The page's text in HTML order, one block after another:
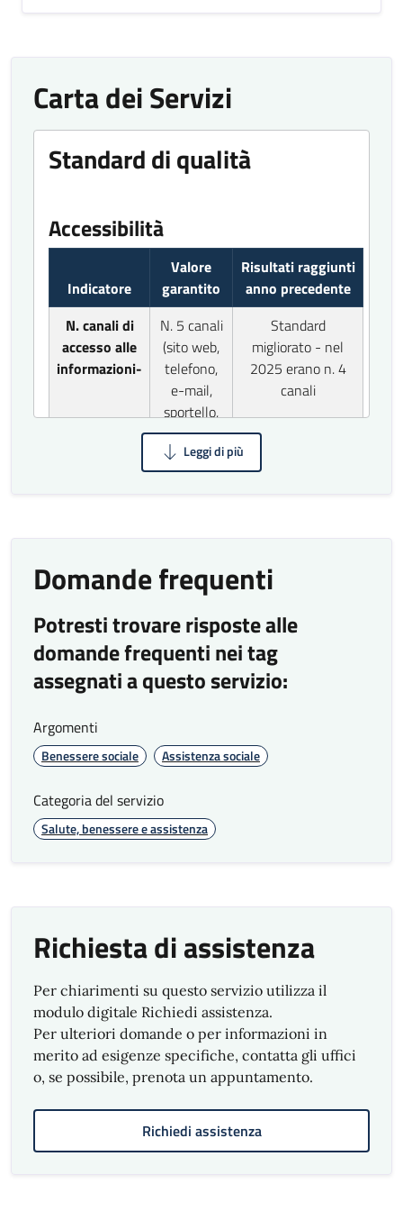
Carta dei Servizi
Standard di qualità
Accessibilità
Indicatore
Valore
garantito
Risultati raggiunti
anno precedente
N. canali di
accesso alle
informazioni-
N. 5 canali
(sito web,
telefono,
e-mail,
sportello,
pec)
Standard
migliorato - nel
2025 erano n. 4
canali
sportello ATS
3 giorni/6
Accoglienza
sul territorio
100% 1
sportello
attivo per
Municipio
100% n. 25
sindacati
Cgil, Cisl, e
Tempestività
Indicatore
garantito
anno precedente
Prenotazione
appuntamento
per colloquio
con assistente
sociale
Immediata
100%
Trasparenza
Valore
garantito
Risultati raggiunti
Aggiornamento
Per ogni
Domande frequenti
Potresti trovare risposte alle
domande frequenti nei tag
assegnati a questo servizio:
Argomenti
Benessere sociale Assistenza sociale
Categoria del servizio
Salute, benessere e assistenza
Richiesta di assistenza
Per chiarimenti su questo servizio utilizza il
modulo digitale Richiedi assistenza.
Per ulteriori domande o per informazioni in
merito ad esigenze specifiche, contatta gli uffici
o, se possibile, prenota un appuntamento.
Richiedi assistenza